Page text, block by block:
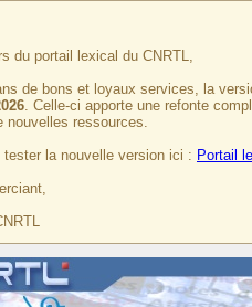
du portail lexical du CNRTL,
de bons et loyaux services, la
. Celle-ci apporte une refonte
nouvelles ressources.
tester la nouvelle version ici : Portail